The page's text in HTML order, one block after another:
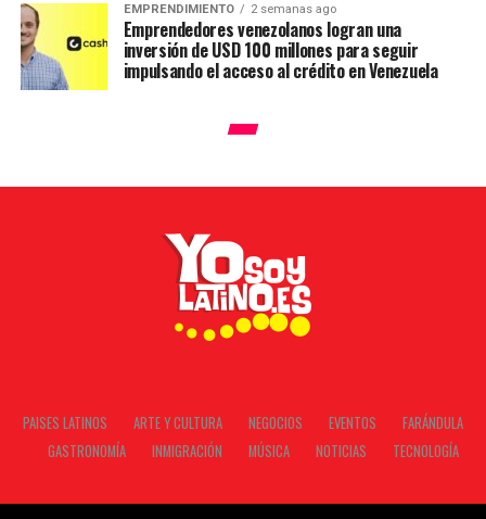
EMPRENDIMIENTO 2 semanas ago
Emprendedores venezolanos logran una
inversión de USD 100 millones para seguir
impulsando el acceso al crédito en Venezuela
PAISES LATINOS ARTE Y CULTURA NEGOCIOS EVENTOS
FARÁNDULA
GASTRONOMÍA
INMIGRACIÓN MÚSICA NOTICIAS TECNOLOGÍA